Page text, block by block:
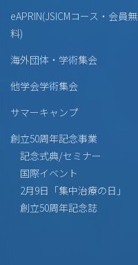
eAPRIN(JSICMコース・会員無
料)
海外団体・学術集会
他学会学術集会
サマーキャンプ
創立50周年記念事業
記念式典/セミナー
国際イベント
2月9日「集中治療の日」
創立50周年記念誌